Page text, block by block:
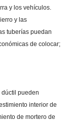
18
18.9
26.1
27.9 -3.9
y los vehículos.
y las
tuberías puedan
de colocar;
pueden
interior de
de mortero de